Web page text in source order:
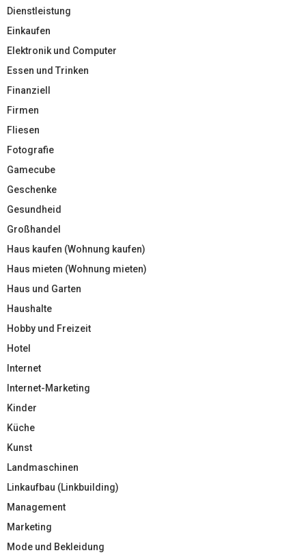
Dienstleistung
Einkaufen
Elektronik und Computer
Essen und Trinken
Finanziell
Firmen
Fliesen
Fotografie
Gamecube
Geschenke
Gesundheid
Großhandel
Haus kaufen (Wohnung kaufen)
Haus mieten (Wohnung mieten)
Haus und Garten
Haushalte
Hobby und Freizeit
Hotel
Internet
Internet-Marketing
Kinder
Küche
Kunst
Landmaschinen
Linkaufbau (Linkbuilding)
Management
Marketing
Mode und Bekleidung